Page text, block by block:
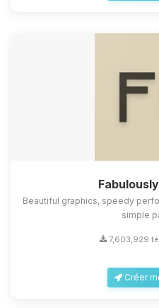
Beautiful graphics, speedy
simple
7,603,929
Créer